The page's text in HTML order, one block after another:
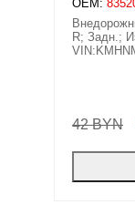
OEM:
R; Задн.;
42 BYN